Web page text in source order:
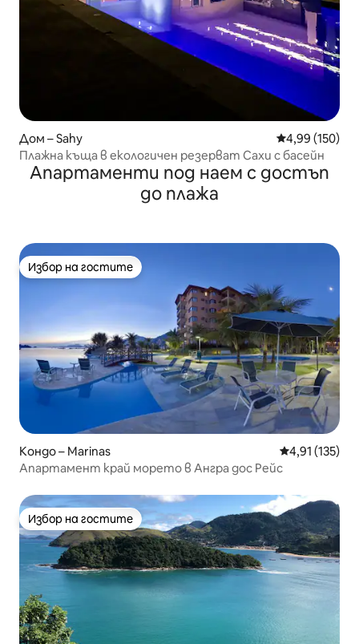
Дом – Sahy Средна
4,99 (150)
Плажна къща в екологичен резерват Сахи с басейн
Апартаменти под наем с достъп
до плажа
Избор на гостите
Избор на гостите
Кондо – Marinas Средна
4,91 (135)
Апартамент край морето в Ангра дос Рейс
Избор на гостите
Избор на гостите